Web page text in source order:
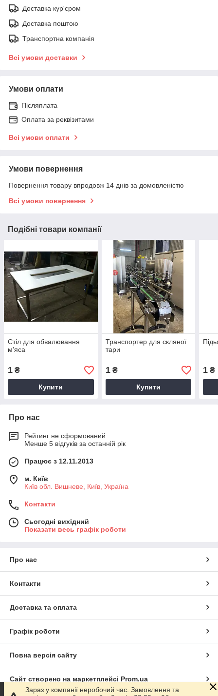
Доставка кур'єром
Доставка поштою
Транспортна компанія
Всі умови доставки
Умови оплати
Післяплата
Оплата за реквізитами
Всі умови оплати
Умови повернення
Повернення товару впродовж 14 днів за домовленістю
Всі умови повернення
Подібні товари компанії
Стіл для обвалювання
м'яса
1 ₴
Купити
Транспортер для скляної
тари
1₴
Купити
1 ₴
Про нас
Рейтинг не сформований
Менше 5 відгуків за останній рік
Працює з 12.11.2013
м. Київ
Київ обл. Вишневе, Київ, Україна
Контакти
Сьогодні вихідний
Показати весь графік роботи
Про нас
Контакти
Доставка та оплата
Графік роботи
Повна версія сайту
Сайт створено на маркетплейсі Prom.ua
Зараз у компанії неробочий час. Замовлення та